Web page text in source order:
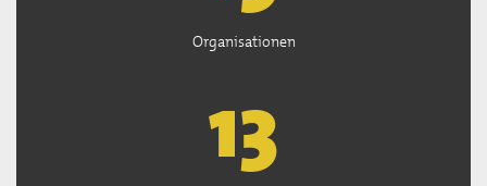
Organisationen
13